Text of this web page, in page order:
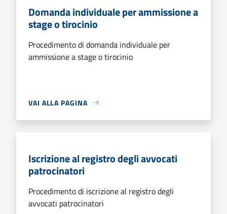
Domanda individuale per ammissione a
stage o tirocinio
Procedimento di domanda individuale per
ammissione a stage o tirocinio
VAI ALLA PAGINA
Iscrizione al registro degli avvocati
patrocinatori
Procedimento di iscrizione al registro degli
avvocati patrocinatori